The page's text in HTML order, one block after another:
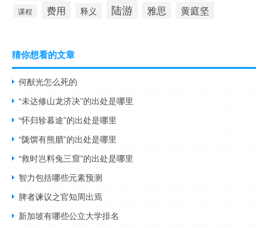
课程 费用 释义 陆游 雅思 黄庭坚
猜你想看的文章
何猷光怎么死的
“未达修山龙济决”的出处是哪里
“怀归轸暮途”的出处是哪里
“陇馔有熊腊”的出处是哪里
“救时岂料兔三窟”的出处是哪里
智力包括哪些元素预测
脾者谏议之官知周出焉
新加坡有哪些公立大学排名